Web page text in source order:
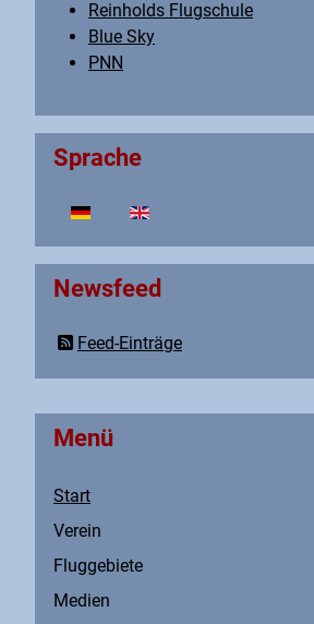
Menü
Start
Verein
Fluggebiete
Medien
Reinholds Flugschule
Blue Sky
PNN
Sprache
Sprache auswählen
Newsfeed
Feed-Einträge